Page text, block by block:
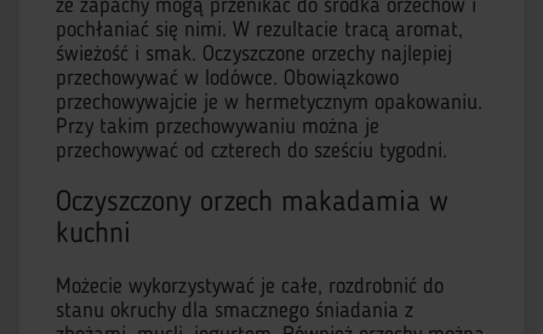
że zapachy mogą przenikać do środka orzechów i
pochłaniać się nimi. W rezultacie tracą aromat,
świeżość i smak. Oczyszczone orzechy najlepiej
przechowywać w lodówce. Obowiązkowo
przechowywajcie je w hermetycznym opakowaniu.
Przy takim przechowywaniu można je
przechowywać od czterech do sześciu tygodni.
Oczyszczony orzech makadamia w
kuchni
Możecie wykorzystywać je całe, rozdrobnić do
stanu okruchy dla smacznego śniadania z